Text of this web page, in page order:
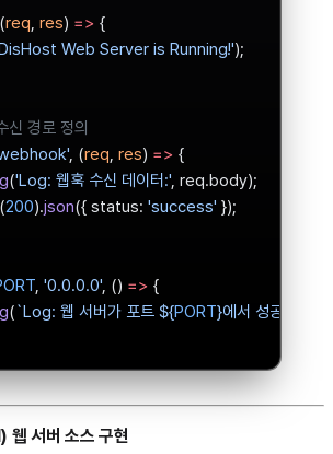
req, res) => {
Web Server is Running!');
신 경로 정의
, (req, res) => {
('Log: 웹훅 수신 데이터:', req.body);
(200).json({ status: 'success' });
, '0.0.0.0', () => {
(`Log: 웹 서버가 포트 ${PORT}에서 성공적으
서버 소스 구현